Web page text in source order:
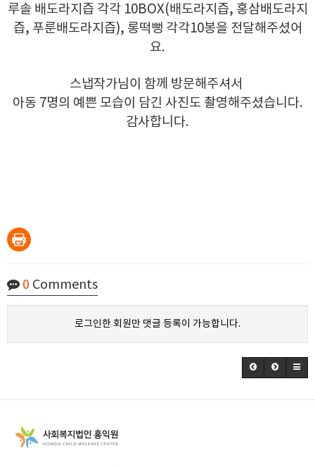
루솔 배도라지즙 각각 10BOX(배도라지즙, 홍삼배도라지
즙, 푸룬배도라지즙), 롱떡뻥 각각10봉을 전달해주셨어
요.
스냅작가님이 함께 방문해주셔서
아동 7명의 예쁜 모습이 담긴 사진도 촬영해주셨습니다.
감사합니다.
0 Comments
로그인한 회원만 댓글 등록이 가능합니다.